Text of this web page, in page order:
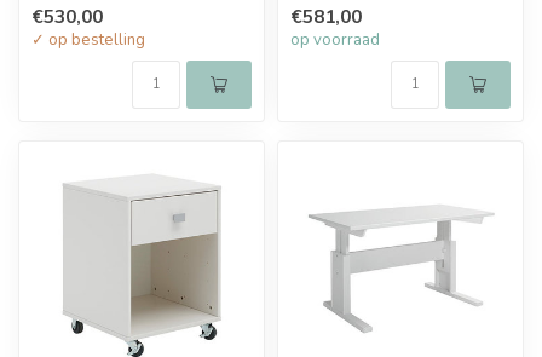
€530,00
✓ op bestelling
€581,00
op voorraad